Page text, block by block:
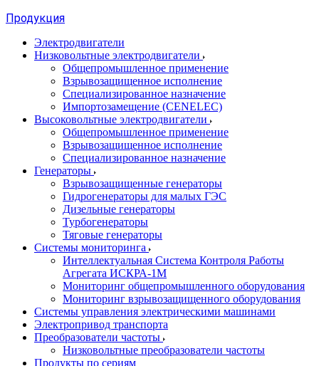
Продукция
Электродвигатели
Низковольтные электродвигатели
Общепромышленное применение
Взрывозащищенное исполнение
Специализированное назначение
Импортозамещение (CENELEC)
Высоковольтные электродвигатели
Общепромышленное применение
Взрывозащищенное исполнение
Специализированное назначение
Генераторы
Взрывозащищенные генераторы
Гидрогенераторы для малых ГЭС
Дизельные генераторы
Турбогенераторы
Тяговые генераторы
Системы мониторинга
Интеллектуальная Система Контроля Работы
Агрегата ИСКРА-1М
Мониторинг общепромышленного оборудования
Мониторинг взрывозащищенного оборудования
Системы управления электрическими машинами
Электропривод транспорта
Преобразователи частоты
Низковольтные преобразователи частоты
Продукты по сериям